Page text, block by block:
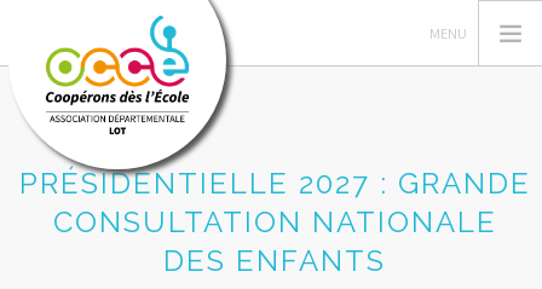
L'OCCE
LA COOPÉRATIVE
PRÉSIDENTIELLE 2027 : GRANDE
CONSULTATION NATIONALE
DES ENFANTS